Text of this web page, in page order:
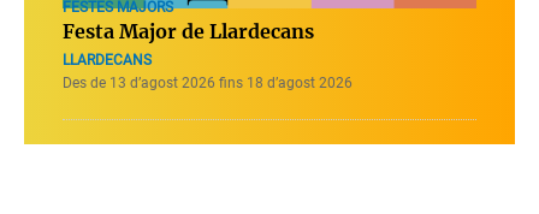
FESTES MAJORS
Festa Major de Llardecans
LLARDECANS
Des de 13 d’agost 2026 fins 18 d’agost 2026